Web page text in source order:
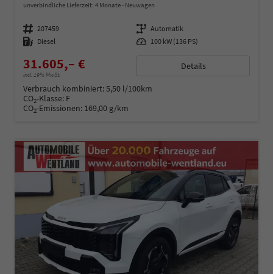
unverbindliche Lieferzeit: 4 Monate Neuwagen
Fahrzeugnummer 207459 Getriebe Automatik
Kraftstoff Diesel Leistung 100 kW (136 PS)
31.605,– €
incl. 19% MwSt.
Details
Verbrauch kombiniert:5,50 l/100km
CO2-Klasse: F
CO2-Emissionen: 169,00 g/km